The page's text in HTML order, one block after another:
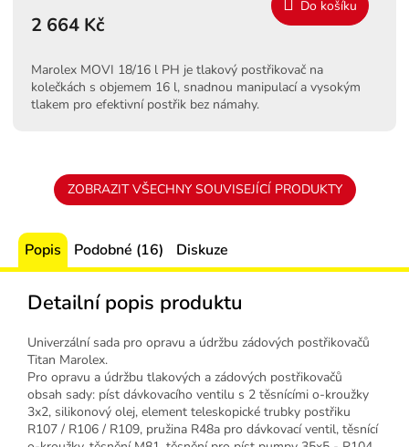
M
A
2 664 Kč
Do košíku
Marolex MOVI 18/16 l PH je tlakový postřikovač na
kolečkách s objemem 16 l, snadnou manipulací a vysokým
tlakem pro efektivní postřik bez námahy.
ZOBRAZIT VŠECHNY SOUVISEJÍCÍ PRODUKTY
Popis Podobné (16) Diskuze
Detailní popis produktu
Univerzální sada pro opravu a údržbu zádových postřikovačů
Titan Marolex.
Pro opravu a údržbu tlakových a zádových postřikovačů
obsah sady: píst dávkovacího ventilu s 2 těsnícími o-kroužky
3x2, silikonový olej, element teleskopické trubky postřiku
R107 / R106 / R109, pružina R48a pro dávkovací ventil, těsnící